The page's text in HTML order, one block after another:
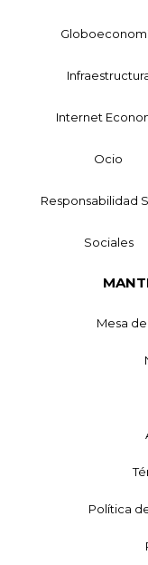
Internet
Ocio
Responsabilidad
Sociales
Mesa
Política